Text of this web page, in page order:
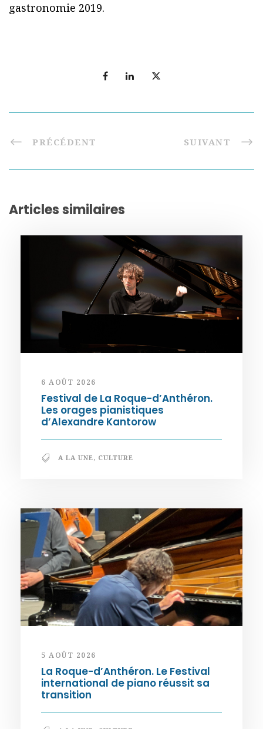
gastronomie 2019.
PRÉCÉDENT SUIVANT
Articles similaires
6 AOÛT 2026
Festival de La Roque-d’Anthéron.
Les orages pianistiques
d’Alexandre Kantorow
A LA UNE, CULTURE
5 AOÛT 2026
La Roque-d’Anthéron. Le Festival
international de piano réussit sa
transition